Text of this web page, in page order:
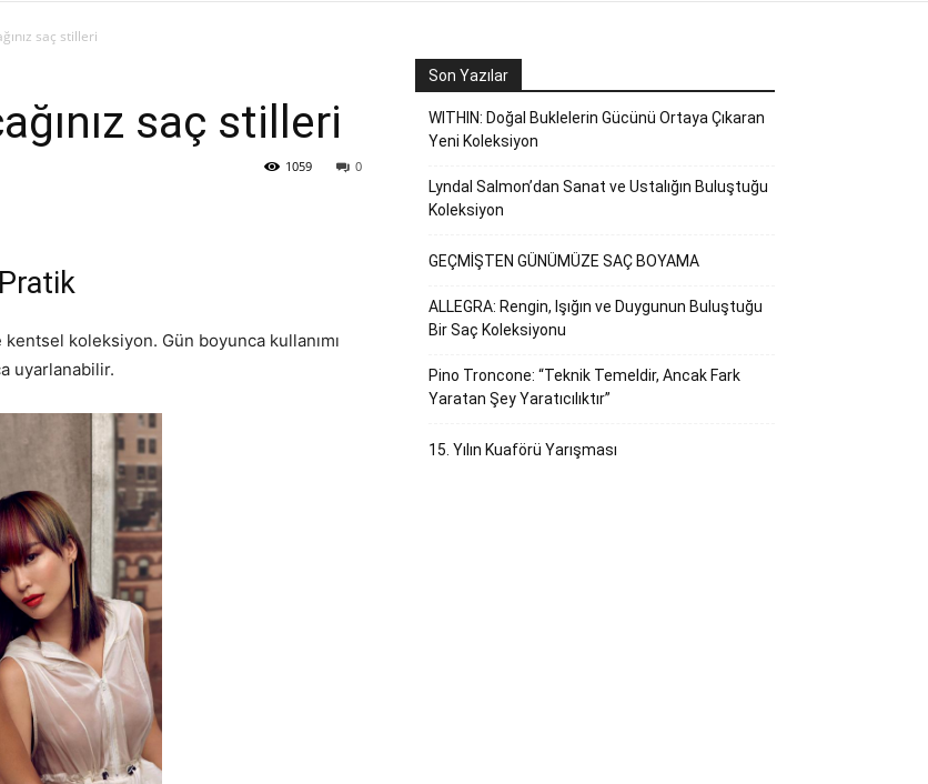
saç stilleri
saç stilleri
0
1059
koleksiyon. Gün boyunca kullanımı
uyarlanabilir.
Son Yazılar
WITHIN: Doğal Buklelerin Gücünü Ortaya Çıkaran
Yeni Koleksiyon
Lyndal Salmon’dan Sanat ve Ustalığın Buluştuğu
Koleksiyon
GEÇMİŞTEN GÜNÜMÜZE SAÇ BOYAMA
ALLEGRA: Rengin, Işığın ve Duygunun Buluştuğu
Bir Saç Koleksiyonu
Pino Troncone: “Teknik Temeldir, Ancak Fark
Yaratan Şey Yaratıcılıktır”
15. Yılın Kuaförü Yarışması